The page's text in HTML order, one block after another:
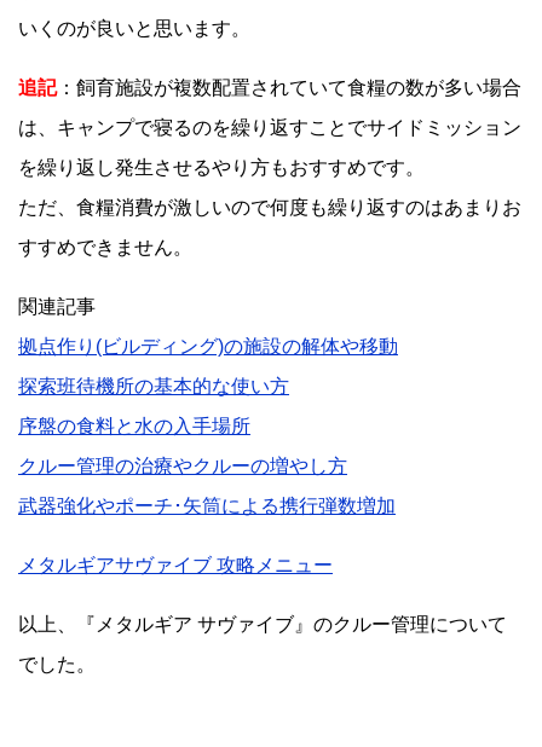
いくのが良いと思います。
追記：飼育施設が複数配置されていて食糧の数が多い場合
は、キャンプで寝るのを繰り返すことでサイドミッション
を繰り返し発生させるやり方もおすすめです。
ただ、食糧消費が激しいので何度も繰り返すのはあまりお
すすめできません。
関連記事
拠点作り(ビルディング)の施設の解体や移動
探索班待機所の基本的な使い方
序盤の食料と水の入手場所
クルー管理の治療やクルーの増やし方
武器強化やポーチ･矢筒による携行弾数増加
メタルギアサヴァイブ 攻略メニュー
以上、『メタルギア サヴァイブ』のクルー管理について
でした。